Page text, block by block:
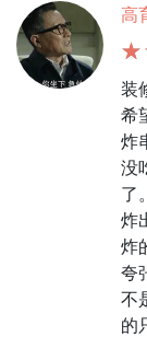
高
装
希
炸
没
了
炸
炸
夸
不
的